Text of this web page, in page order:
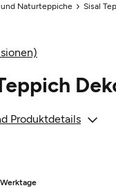
und Naturteppiche Sisal
Produktdetails